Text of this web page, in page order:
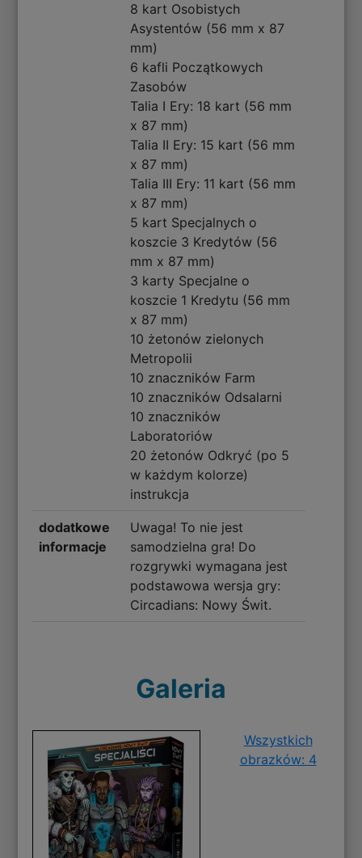
8 kart Osobistych
Asystentów (56 mm x 87
mm)
6 kafli Początkowych
Zasobów
Talia I Ery: 18 kart (56 mm
x 87 mm)
Talia II Ery: 15 kart (56 mm
x 87 mm)
Talia III Ery: 11 kart (56 mm
x 87 mm)
5 kart Specjalnych o
koszcie 3 Kredytów (56
mm x 87 mm)
3 karty Specjalne o
koszcie 1 Kredytu (56 mm
x 87 mm)
10 żetonów zielonych
Metropolii
10 znaczników Farm
10 znaczników Odsalarni
10 znaczników
Laboratoriów
20 żetonów Odkryć (po 5
w każdym kolorze)
instrukcja
dodatkowe
informacje
Uwaga! To nie jest
samodzielna gra! Do
rozgrywki wymagana jest
podstawowa wersja gry:
Circadians: Nowy Świt.
Galeria
Wszystkich
obrazków: 4